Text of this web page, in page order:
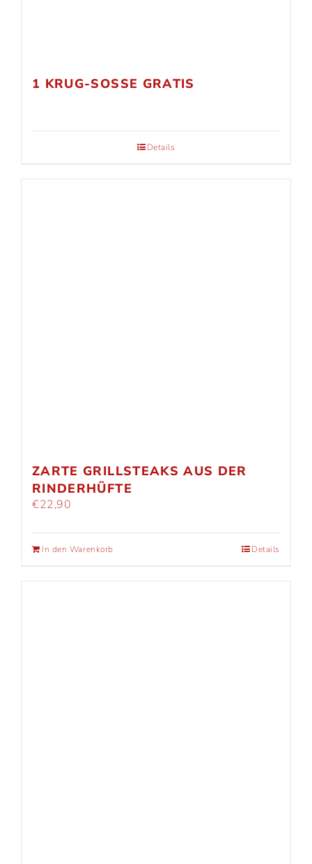
1 KRUG-SOSSE GRATIS
Details
ZARTE GRILLSTEAKS AUS DER
RINDERHÜFTE
€22,90
In den Warenkorb Details